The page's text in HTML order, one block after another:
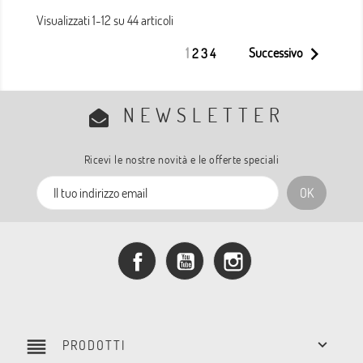
Visualizzati 1-12 su 44 articoli
1234 Successivo
NEWSLETTER
Ricevi le nostre novità e le offerte speciali
Facebook YouTube
reorder PRODOTTI 